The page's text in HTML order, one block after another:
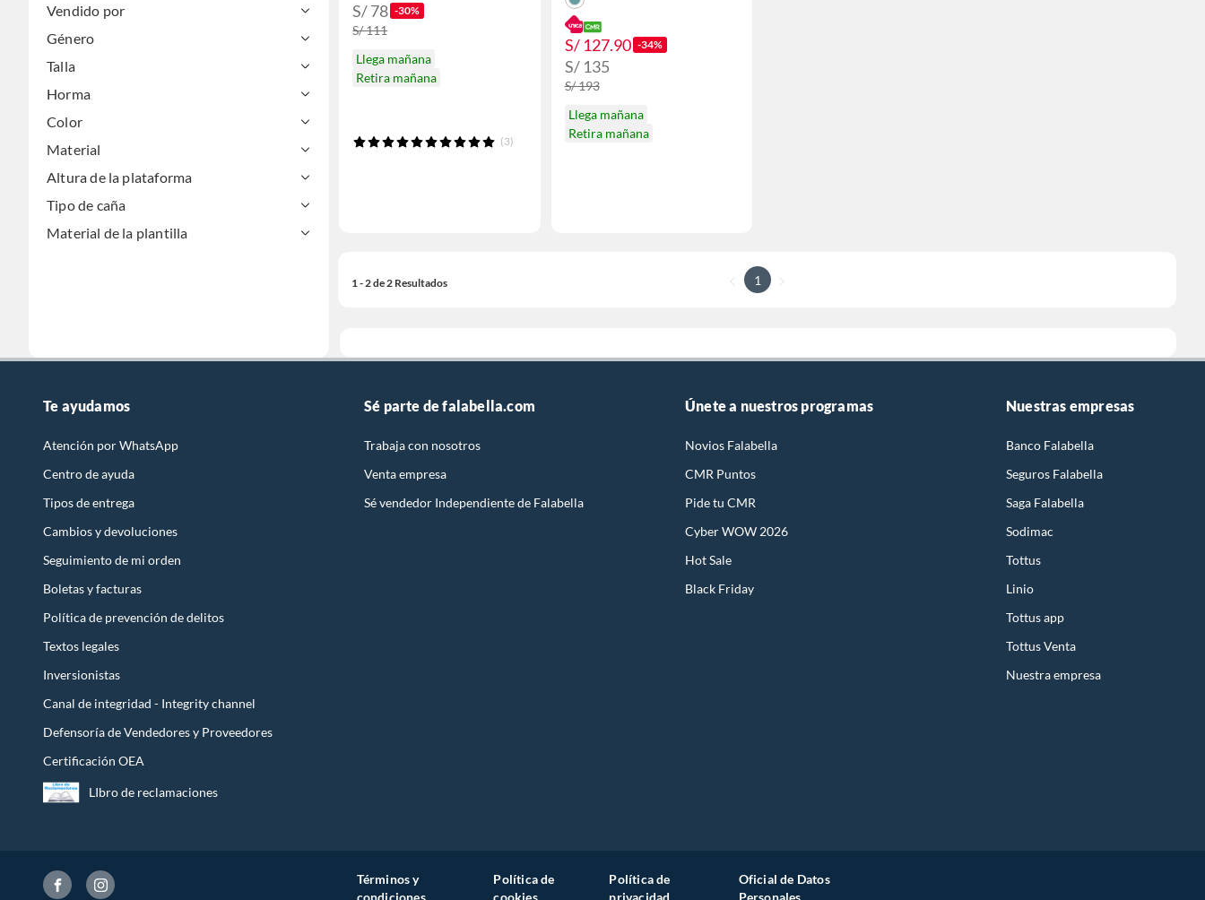
Vendido por
Género
Talla
Horma
Color
Material
Altura de la plataforma
Tipo de caña
Material de la plantilla
S/ 78 -30%
S/ 111
Llega mañana
Retira mañana
(3)
S/ 127.90 -34%
S/ 135
S/ 193
Llega mañana
Retira mañana
1 - 2 de 2 Resultados 1
Te ayudamos
Atención por WhatsApp
Centro de ayuda
Tipos de entrega
Cambios y devoluciones
Seguimiento de mi orden
Boletas y facturas
Política de prevención de delitos
Textos legales
Inversionistas
Canal de integridad - Integrity channel
Defensoría de Vendedores y Proveedores
Certificación OEA
LIbro de reclamaciones
Sé parte de falabella.com
Trabaja con nosotros
Venta empresa
Sé vendedor Independiente de Falabella
Únete a nuestros programas
Novios Falabella
CMR Puntos
Pide tu CMR
Cyber WOW 2026
Hot Sale
Black Friday
Nuestras empresas
Banco Falabella
Seguros Falabella
Saga Falabella
Sodimac
Tottus
Linio
Tottus app
Tottus Venta
Nuestra empresa
Términos y
Política de
Política de
Oficial de Datos